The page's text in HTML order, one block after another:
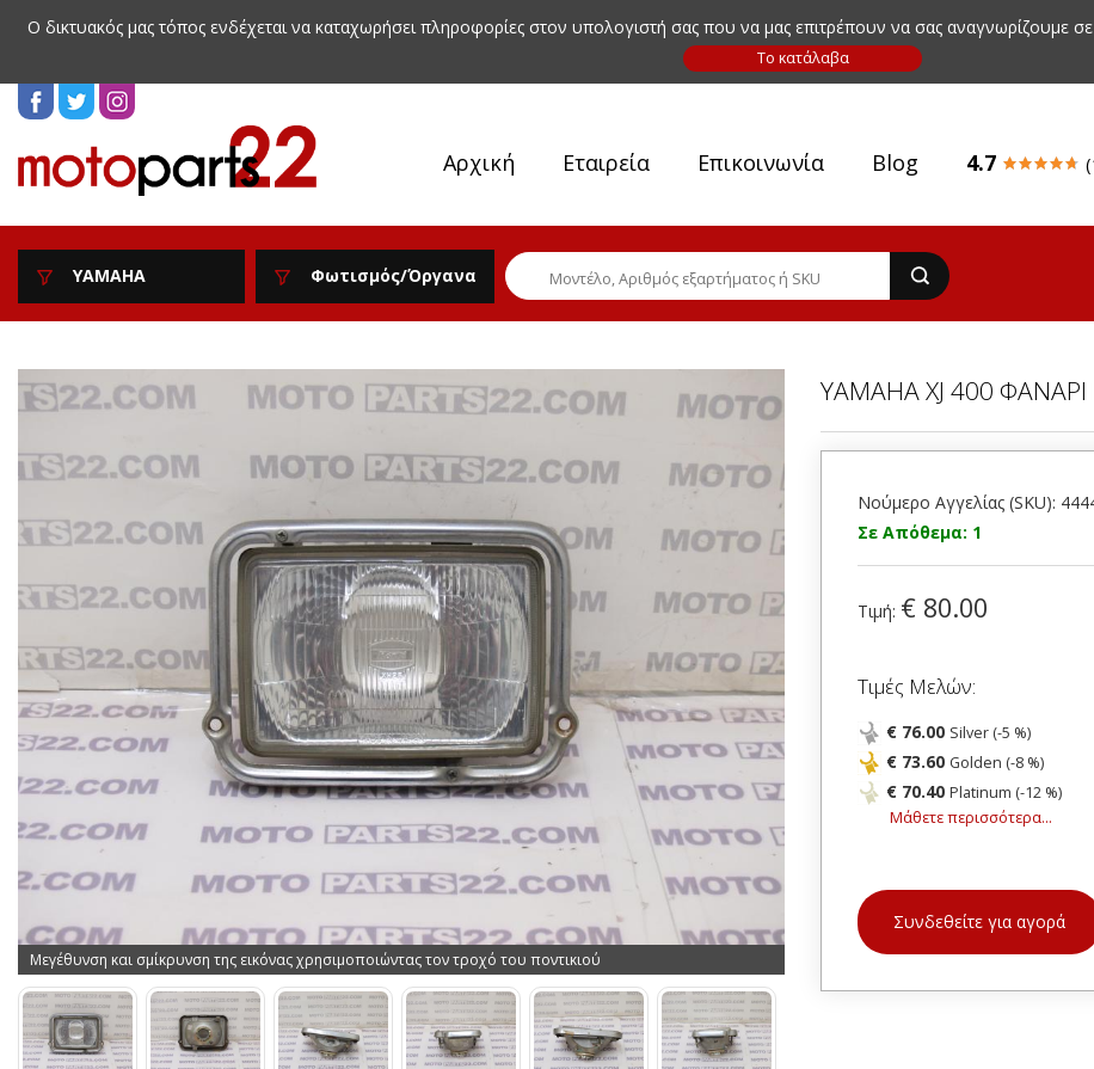
Ο δικτυακός μας τόπος ενδέχεται να καταχωρήσει πληροφορίες στον υπολογιστή σας που να μας επιτρέπουν να σας αναγνωρίζουμε
Αρχική Εταιρεία Επικοινωνία Blog 4.7
YAMAHA Φωτισμός/Όργανα
Μεγέθυνση και σμίκρυνση της εικόνας χρησιμοποιώντας τον τροχό του ποντικιού
YAMAHA XJ 400
Νούμερο Αγγελίας (SKU):
Σε Απόθεμα: 1
Τιμή: € 80.00
Τιμές Μελών:
€ 76.00 Silver (-5 %)
€ 73.60 Golden (-8 %)
€ 70.40 Platinum (-12 %)
Μάθετε περισσότερα...
Συνδεθείτε για αγορά